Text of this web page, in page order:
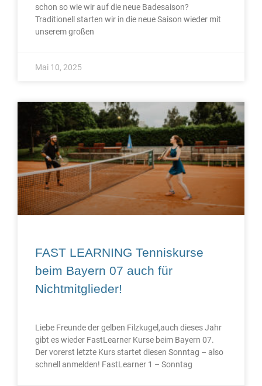
schon so wie wir auf die neue Badesaison?
Traditionell starten wir in die neue Saison wieder mit
unserem großen
Mai 10, 2025
FAST LEARNING Tenniskurse
beim Bayern 07 auch für
Nichtmitglieder!
Liebe Freunde der gelben Filzkugel,auch dieses Jahr
gibt es wieder FastLearner Kurse beim Bayern 07.
Der vorerst letzte Kurs startet diesen Sonntag – also
schnell anmelden! FastLearner 1 – Sonntag